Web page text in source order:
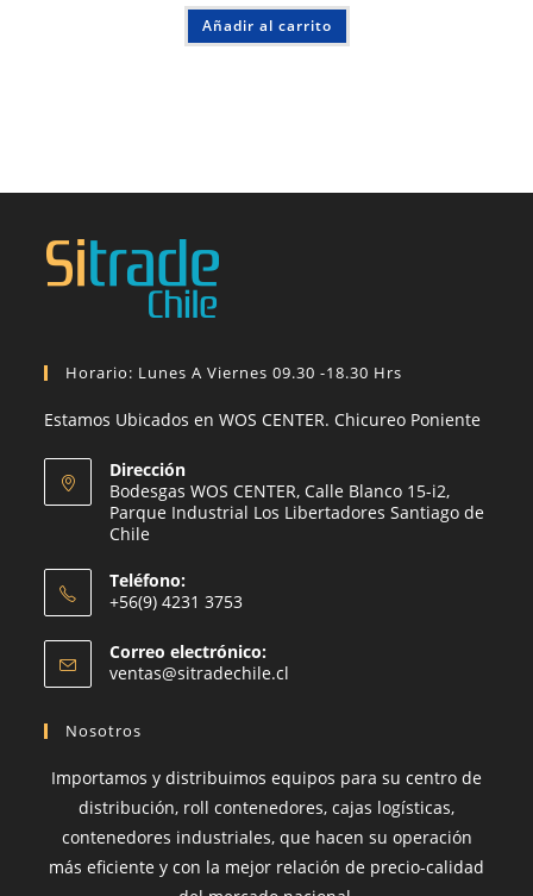
Añadir al carrito
Horario: Lunes A Viernes 09.30 -18.30 Hrs
Estamos Ubicados en WOS CENTER. Chicureo Poniente
Dirección
Bodesgas WOS CENTER, Calle Blanco 15-i2,
Parque Industrial Los Libertadores Santiago de
Chile
Teléfono:
+56(9) 4231 3753
abre
en
Correo electrónico:
ventas@sitradechile.cl
Nosotros
Importamos y distribuimos equipos para su centro de
distribución, roll contenedores, cajas logísticas,
contenedores industriales, que hacen su operación
más eficiente y con la mejor relación de precio-calidad